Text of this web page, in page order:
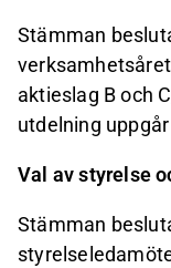
Stämman
aktieslag B och
utdelning
Val av styrelse
Stämman